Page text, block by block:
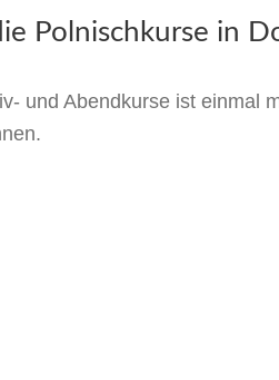
Polnischkurse in
und Abendkurse ist einmal